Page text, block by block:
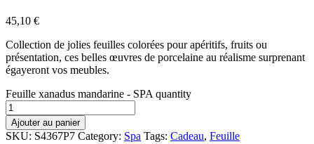
45,10 €
Collection de jolies feuilles colorées pour apéritifs, fruits ou
présentation, ces belles œuvres de porcelaine au réalisme surprenant
égayeront vos meubles.
Feuille xanadus mandarine - SPA quantity
Ajouter au panier
SKU: S4367P7 Category: Spa Tags: Cadeau, Feuille